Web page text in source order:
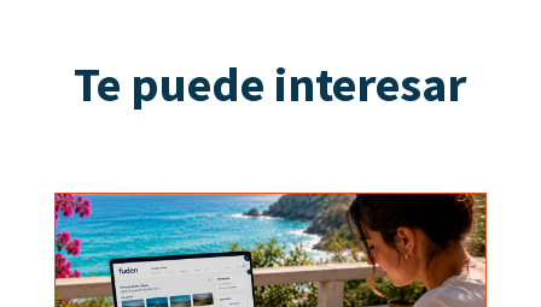
Te puede interesar